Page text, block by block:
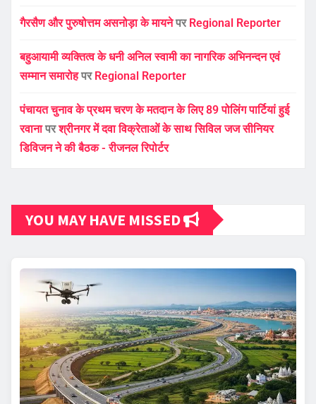
गैरसैण और पुरुषोत्तम असनोड़ा के मायनेपर Regional Reporter
बहुआयामी व्यक्तित्व के धनी अनिल स्वामी का नागरिक अभिनन्दन एवं
सम्मान समारोहपर Regional Reporter
पंचायत चुनाव के प्रथम चरण के मतदान के लिए 89 पोलिंग पार्टियां हुई
रवानापरश्रीनगर में दवा विक्रेताओं के साथ सिविल जज सीनियर
डिविजन ने की बैठक - रीजनल रिपोर्टर
YOU MAY HAVE MISSED